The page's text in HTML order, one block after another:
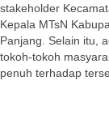
stakeholder
Kepala MTsN
Panjang. Selain itu,
tokoh-tokoh
penuh terhadap